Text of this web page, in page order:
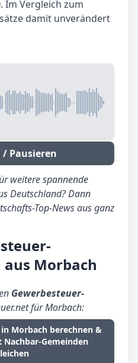
Im Vergleich zum
damit unverändert
/ Pausieren
weitere spannende
Deutschland? Dann
Top-News aus ganz
Morbach
Gewerbesteuer-
für Morbach:
Morbach berechnen &
Gemeinden